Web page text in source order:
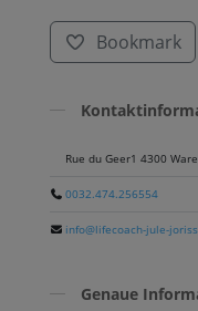
Bookmark
Rue du Geer1 4300
0032.474.256554
info@lifecoach-jule-
Genaue